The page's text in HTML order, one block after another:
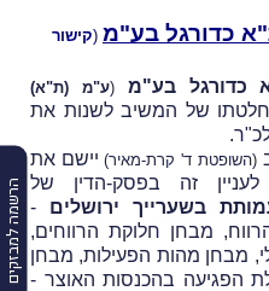
הרשמה למבזקים
כדורגל בע"מ (קישור
כדורגל בע"מ (ע"מ (ת"א)
של המשיב לשנות את
(השופטת ד' קרת-מאיר)יישם את
זה בפסק-הדין של
בשערייך ירושלים -
מבחן חלוקת הרווחים,
מבחן מהות הפעילות, מבחן
הפגיעה בהכנסות האוצר -